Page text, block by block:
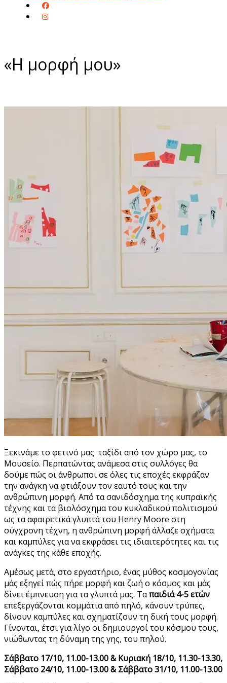
«Η μορφή μου»
Ξεκινάμε το φετινό μας ταξίδι από τον χώρο μας, το
Μουσείο. Περπατώντας ανάμεσα στις συλλόγες θα
δούμε πώς οι άνθρωποι σε όλες τις εποχές εκφράζαν
την ανάγκη να φτιάξουν τον εαυτό τους και την
ανθρώπινη μορφή. Από τα σανιδόσχημα της κυπραϊκής
τέχνης και τα βιολόσχημα του κυκλαδικού πολιτισμού
ως τα αφαιρετικά γλυπτά του Henry Moore στη
σύγχρονη τέχνη, η ανθρώπινη μορφή άλλαζε σχήματα
και καμπύλες για να εκφράσει τις ιδιαιτερότητες και τις
ανάγκες της κάθε εποχής.
Αμέσως μετά, στο εργαστήριο, ένας μύθος κοσμογονίας
μάς εξηγεί πώς πήρε μορφή και ζωή ο κόσμος και μάς
δίνει έμπνευση για τα γλυπτά μας. Ταπαιδιά 4-5 ετών
επεξεργάζονται κομμάτια από πηλό, κάνουν τρύπες,
δίνουν καμπύλες και σχηματίζουν τη δική τους μορφή.
Γίνονται, έτσι για λίγο οι δημιουργοί του κόσμου τους,
νιώθωντας τη δύναμη της γης, του πηλού.
Σάββατο 17/10, 11.00-13.00 & Κυριακή 18/10, 11.30-13.30,
Σάββατο 24/10, 11.00-13.00 & Σάββατο 31/10, 11.00-13.00